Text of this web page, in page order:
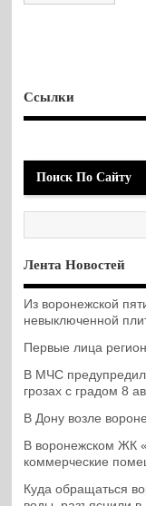
Ссылки
Поиск По Сайту
Лента Новостей
Из воронежской
невыключенной
Первые лица
В МЧС
грозах с градом 8
В Дону возле
В воронежском ЖК
коммерческие
Куда обращаться